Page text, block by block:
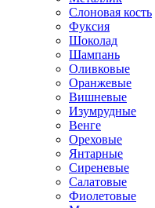
Слоновая кость
Фуксия
Шоколад
Шампань
Оливковые
Оранжевые
Вишневые
Изумрудные
Венге
Ореховые
Янтарные
Сиреневые
Салатовые
Фиолетовые